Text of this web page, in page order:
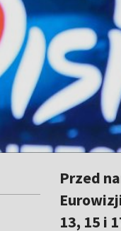
Przed
13, 15 i